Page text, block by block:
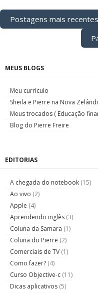
Postagens mais recentes
MEUS BLOGS
Meu currículo
Sheila e Pierre na Nova
Meus trocados ( Educação
Blog do Pierre Freire
EDITORIAS
A chegada do notebook (15)
Ao vivo (2)
Apple (4)
Aprendendo inglês (3)
Coluna da Samara (1)
Coluna do Pierre (2)
Comerciais de TV (1)
Como fazer? (4)
Curso Objective-c (11)
Dicas aplicativos (5)